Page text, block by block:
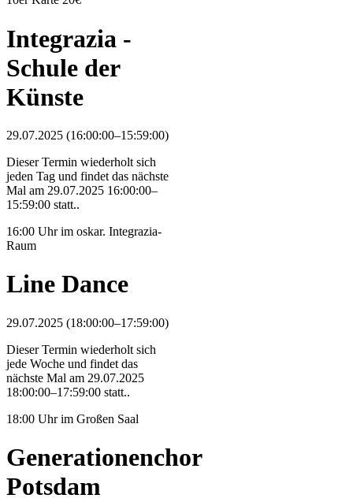
Integrazia -
Schule der
Künste
29.07.2025 (16:00:00–15:59:00)
Dieser Termin wiederholt sich
jeden Tag und findet das nächste
Mal am 29.07.2025 16:00:00–
15:59:00 statt..
16:00 Uhr im oskar. Integrazia-
Raum
Line Dance
29.07.2025 (18:00:00–17:59:00)
Dieser Termin wiederholt sich
jede Woche und findet das
nächste Mal am 29.07.2025
18:00:00–17:59:00 statt..
18:00 Uhr im Großen Saal
Generationenchor
Potsdam